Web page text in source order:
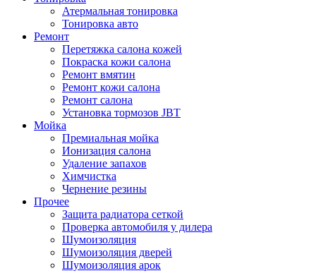
Атермальная тонировка
Тонировка авто
Ремонт
Перетяжка салона кожей
Покраска кожи салона
Ремонт вмятин
Ремонт кожи салона
Ремонт салона
Установка тормозов JBT
Мойка
Премиальная мойка
Ионизация салона
Удаление запахов
Химчистка
Чернение резины
Прочее
Защита радиатора сеткой
Проверка автомобиля у дилера
Шумоизоляция
Шумоизоляция дверей
Шумоизоляция арок